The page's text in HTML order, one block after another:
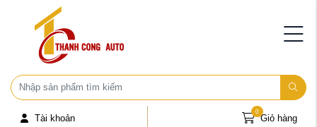
Tài khoản Giỏ hàng
0